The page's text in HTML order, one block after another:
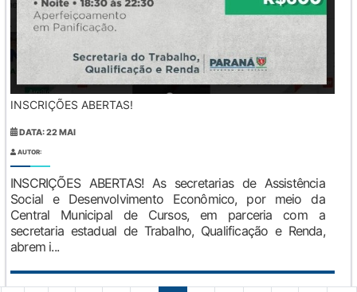
INSCRIÇÕES ABERTAS!
DATA: 22 MAI
AUTOR:
INSCRIÇÕES ABERTAS! As secretarias de Assistência
Social e Desenvolvimento Econômico, por meio da
Central Municipal de Cursos, em parceria com a
secretaria estadual de Trabalho, Qualificação e Renda,
abrem i...